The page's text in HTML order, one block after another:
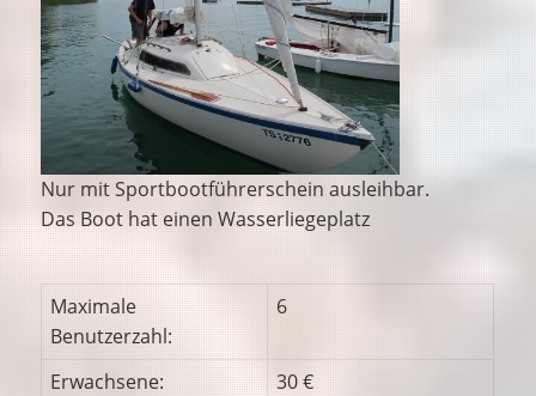
Nur mit Sportbootführerschein ausleihbar.
Das Boot hat einen Wasserliegeplatz
Maximale
Benutzerzahl:
6
Erwachsene:
30 €